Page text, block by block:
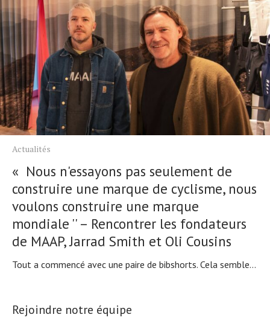
Actualités
« Nous n'essayons pas seulement de
construire une marque de cyclisme, nous
voulons construire une marque
mondiale '' – Rencontrer les fondateurs
de MAAP, Jarrad Smith et Oli Cousins
Tout a commencé avec une paire de bibshorts. Cela semble...
Rejoindre notre équipe